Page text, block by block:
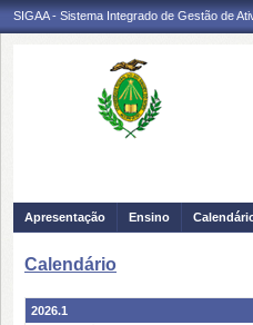
SIGAA - Sistema Integrado de Gestão de
Apresentação Ensino
Calendário
2026.1